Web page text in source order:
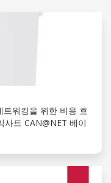
워킹을 위한 비용 효
사트 CAN@NET 베이